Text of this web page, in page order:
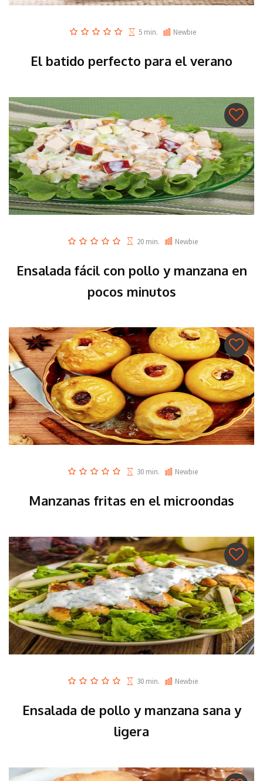
5 min. Newbie
El batido perfecto para el verano
20 min. Newbie
Ensalada fácil con pollo y manzana en
pocos minutos
30 min. Newbie
Manzanas fritas en el microondas
30 min. Newbie
Ensalada de pollo y manzana sana y
ligera